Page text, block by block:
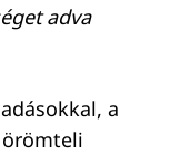
adva
a